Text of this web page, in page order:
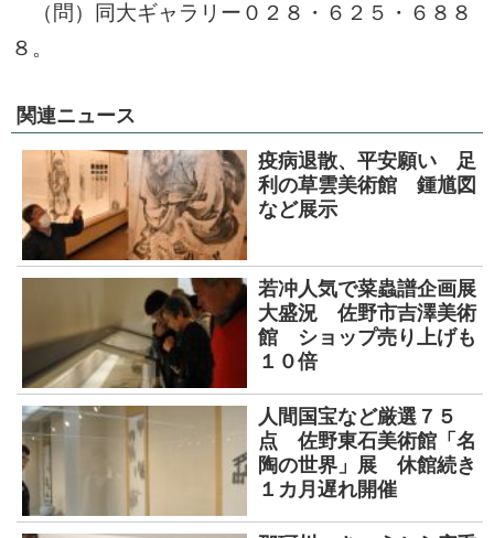
（問）同大ギャラリー０２８・６２５・６８８
８。
関連ニュース
疫病退散、平安願い 足
利の草雲美術館 鍾馗図
など展示
若冲人気で菜蟲譜企画展
大盛況 佐野市吉澤美術
館 ショップ売り上げも
１０倍
人間国宝など厳選７５
点 佐野東石美術館「名
陶の世界」展 休館続き
１カ月遅れ開催